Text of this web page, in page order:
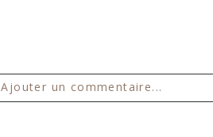
Ajouter un commentaire...